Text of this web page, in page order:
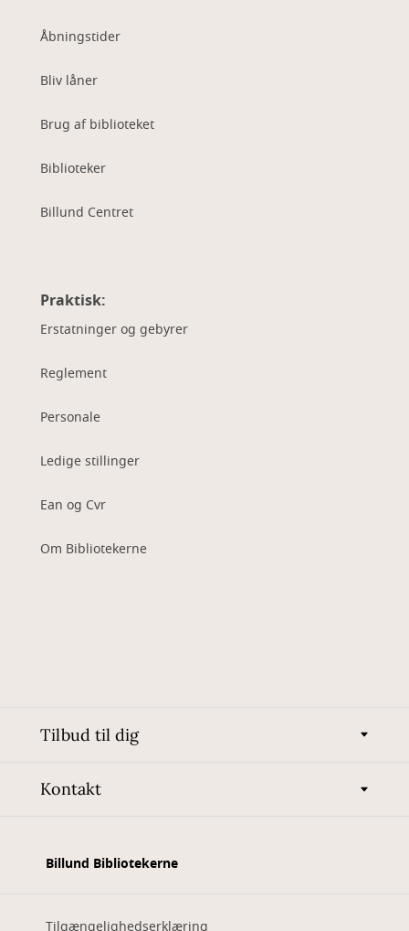
Åbningstider
Bliv låner
Brug af biblioteket
Biblioteker
Billund Centret
Praktisk:
Erstatninger og gebyrer
Reglement
Personale
Ledige stillinger
Ean og Cvr
Om Bibliotekerne
Tilbud til dig
Kontakt
Billund Bibliotekerne
Tilgængelighedserklæring